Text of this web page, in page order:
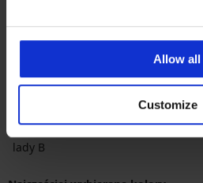
Allow all
Customize
Najpopularniejsze marki
lady B